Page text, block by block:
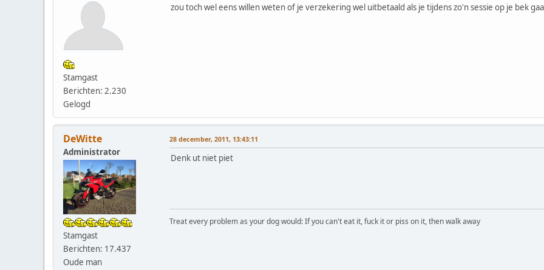
Stamgast
Berichten: 2.230
Gelogd
zou toch wel eens willen weten of je verzekering wel uitbetaald als je tijdens zo'n sessie op je bek
DeWitte
Administrator
Stamgast
Berichten: 17.437
Oude man
28 december, 2011, 13:43:11
Denk ut niet piet
Treat every problem as your dog would: If you can't eat it, fuck it or piss on it, then walk away